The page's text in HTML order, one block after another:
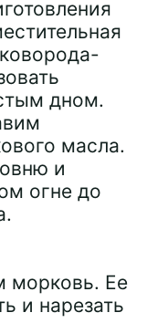
дном.
масла.
и
огне до
морковь. Ее
и нарезать